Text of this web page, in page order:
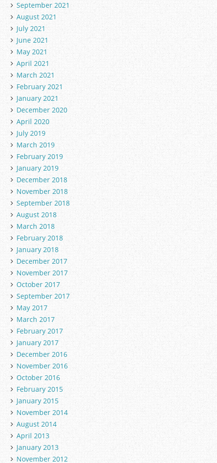
September 2021
August 2021
July 2021
June 2021
May 2021
April 2021
March 2021
February 2021
January 2021
December 2020
April 2020
July 2019
March 2019
February 2019
January 2019
December 2018
November 2018
September 2018
August 2018
March 2018
February 2018
January 2018
December 2017
November 2017
October 2017
September 2017
May 2017
March 2017
February 2017
January 2017
December 2016
November 2016
October 2016
February 2015
January 2015
November 2014
August 2014
April 2013
January 2013
November 2012